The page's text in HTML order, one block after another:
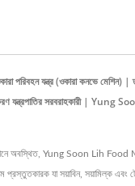
পরিবহন যন্ত্র (ওকারা কনভে মেশিন)
যন্ত্রপাতির সরবরাহকারী | Yung
অবস্থিত, Yung Soon Lih Food
প্রস্তুতকারক যা সয়াবিন, সয়ামিল্ক এবং